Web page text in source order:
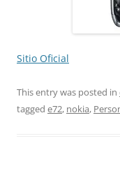
Sitio Oficial
This entry was posted in
tagged e72, nokia,